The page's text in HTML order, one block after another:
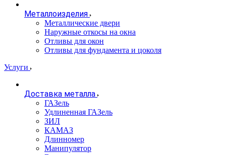
Металлоизделия
Металлические двери
Наружные откосы на окна
Отливы для окон
Отливы для фундамента и цоколя
Услуги
Доставка металла
ГАЗель
Удлиненная ГАЗель
ЗИЛ
КАМАЗ
Длинномер
Манипулятор